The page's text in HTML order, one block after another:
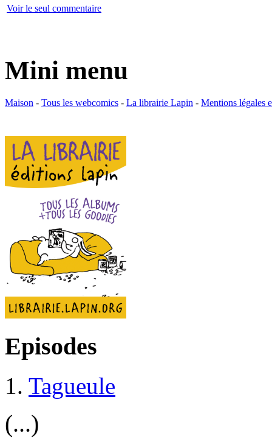
Voir le seul commentaire
Mini menu
Maison - Tous les webcomics - La librairie Lapin - Mentions légales
Episodes
1. Tagueule
(...)